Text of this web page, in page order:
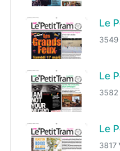
Le
3549
Le
3582
Le
3817